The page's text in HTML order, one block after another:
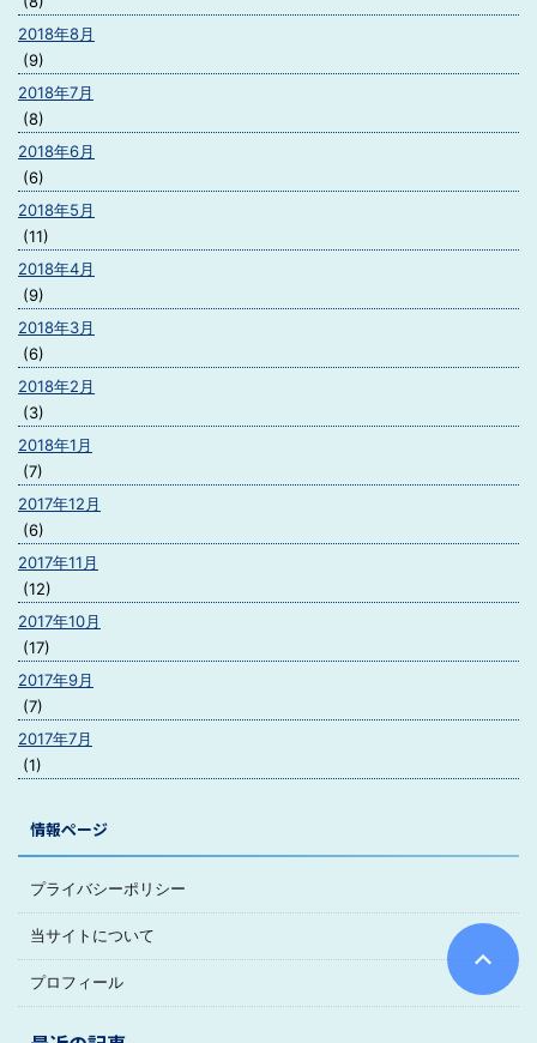
2018年8月
(9)
2018年7月
(8)
2018年6月
(6)
2018年5月
(11)
2018年4月
(9)
2018年3月
(6)
2018年2月
(3)
2018年1月
(7)
2017年12月
(6)
2017年11月
(12)
2017年10月
(17)
2017年9月
(7)
2017年7月
(1)
情報ページ
プライバシーポリシー
当サイトについて
プロフィール